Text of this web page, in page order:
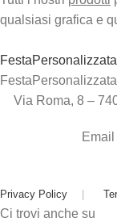
qualsiasi grafica e
Via Roma, 8 –
Email
Privacy Policy |
Ci trovi anche su